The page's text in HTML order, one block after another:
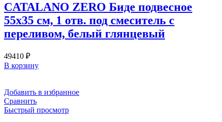
CATALANO ZERO Биде подвесное
55х35 см, 1 отв. под смеситель с
переливом, белый глянцевый
49410 ₽
В корзину
Добавить в избранное
Сравнить
Быстрый просмотр